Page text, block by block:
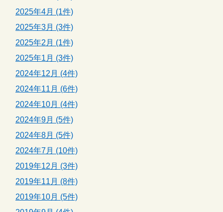
2025年4月 (1件)
2025年3月 (3件)
2025年2月 (1件)
2025年1月 (3件)
2024年12月 (4件)
2024年11月 (6件)
2024年10月 (4件)
2024年9月 (5件)
2024年8月 (5件)
2024年7月 (10件)
2019年12月 (3件)
2019年11月 (8件)
2019年10月 (5件)